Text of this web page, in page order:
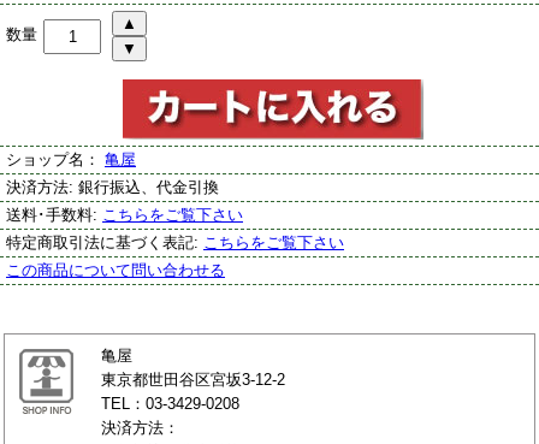
数量
ショップ名： 亀屋
決済方法: 銀行振込、代金引換
送料･手数料: こちらをご覧下さい
特定商取引法に基づく表記: こちらをご覧下さい
この商品について問い合わせる
亀屋
東京都世田谷区宮坂3-12-2
TEL：03-3429-0208
決済方法：